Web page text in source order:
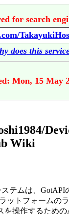
for search
does this
Mon, 15 May
Wiki
ステムは、
ットフォームの
を操作するため